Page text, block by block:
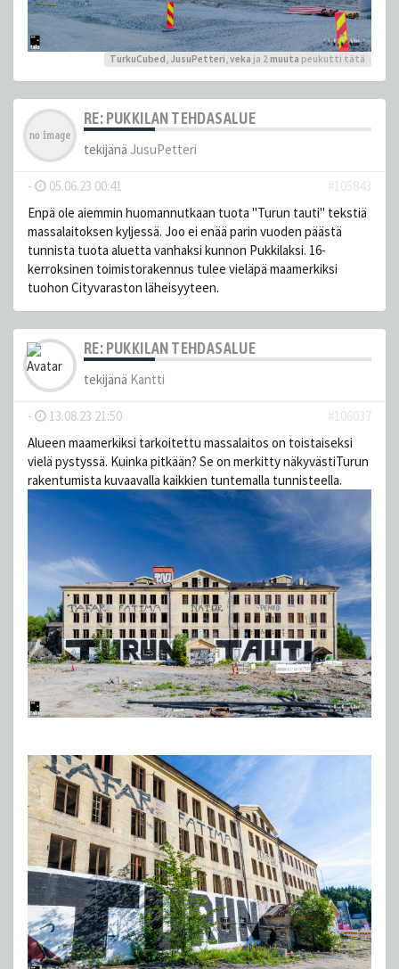
TurkuCubed JusuPetteri ,veka ja 2 muuta peukutti tätä
RE: PUKKILAN TEHDASALUE
tekijänä JusuPetteri
- 05.06.23 00:41
#105843
Enpä ole aiemmin huomannutkaan tuota "Turun tauti" tekstiä
massalaitoksen kyljessä. Joo ei enää parin vuoden päästä
tunnista tuota aluetta vanhaksi kunnon Pukkilaksi. 16-
kerroksinen toimistorakennus tulee vieläpä maamerkiksi
tuohon Cityvaraston läheisyyteen.
RE: PUKKILAN TEHDASALUE
tekijänä Kantti
- 13.08.23 21:50
#106037
Alueen maamerkiksi tarkoitettu massalaitos on toistaiseksi
vielä pystyssä. Kuinka pitkään? Se on merkitty näkyvästiTurun
rakentumista kuvaavalla kaikkien tuntemalla tunnisteella.